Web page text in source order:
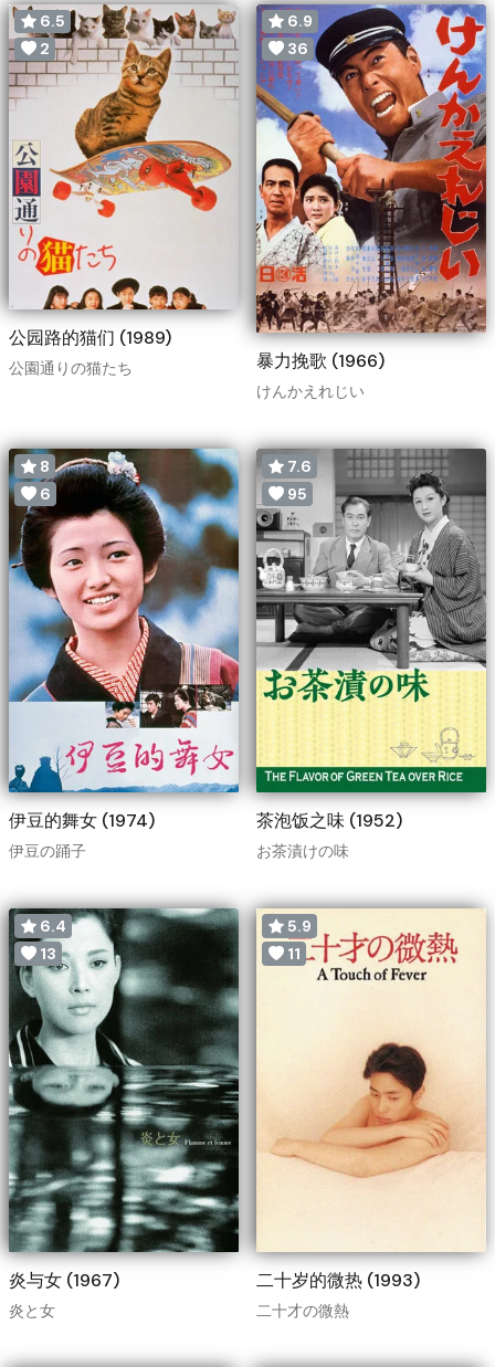
6.5
2
公园路的猫们 (1989)
公園通りの猫たち
6.9
36
暴力挽歌 (1966)
けんかえれじい
8
6
伊豆的舞女 (1974)
伊豆の踊子
7.6
95
茶泡饭之味 (1952)
お茶漬けの味
6.4
13
炎与女 (1967)
炎と女
5.9
11
二十岁的微热 (1993)
二十才の微熱